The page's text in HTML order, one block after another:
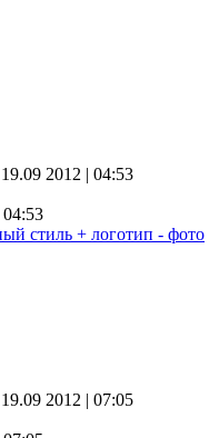
2012 | 04:53
2012 | 07:05